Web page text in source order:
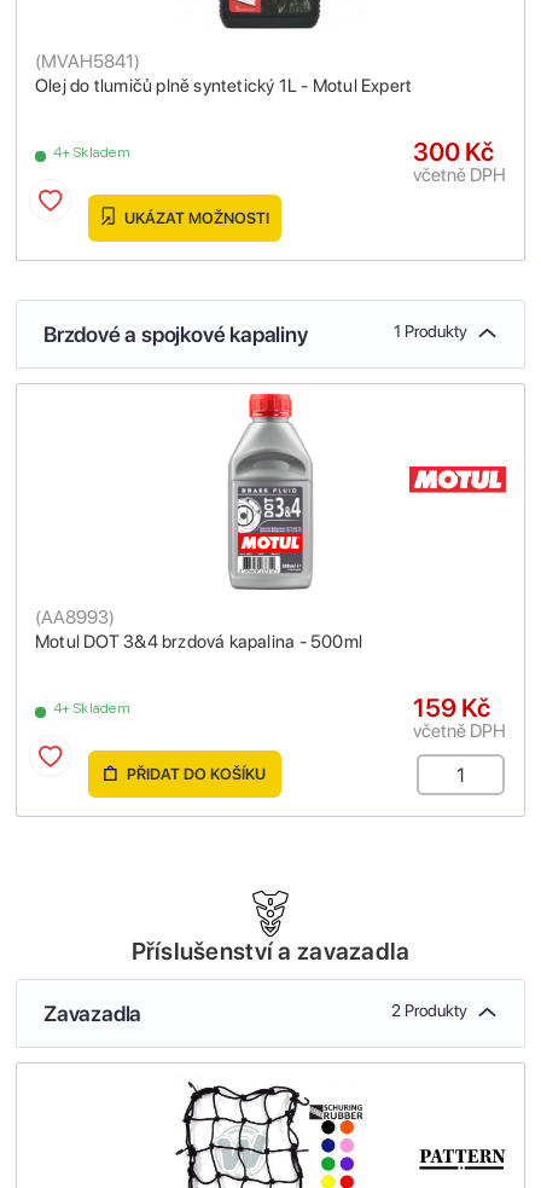
Olej do tlumičů plně syntetický 1L - Motul Expert
(MVAH5841)
4+ Skladem 300 Kč
včetně DPH
UKÁZAT MOŽNOSTI
Brzdové a spojkové kapaliny 1 Produkty
Motul DOT 3&4 brzdová kapalina - 500ml
(AA8993)
4+ Skladem 159 Kč
včetně DPH
PŘIDAT DO KOŠÍKU
Příslušenství a zavazadla
Zavazadla 2 Produkty